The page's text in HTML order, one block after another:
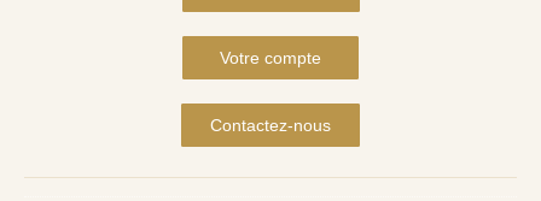
Votre compte
Contactez-nous